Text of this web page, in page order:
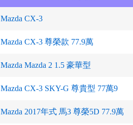
Mazda CX-3
Mazda CX-3 尊榮款 77.9萬
Mazda Mazda 2 1.5 豪華型
Mazda CX-3 SKY-G 尊貴型 77萬9
Mazda 2017年式 馬3 尊榮5D 77.9萬